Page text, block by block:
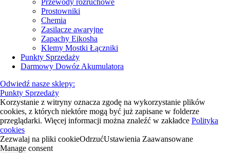
Prostowniki
Chemia
Zasilacze awaryjne
Zapachy Eikosha
Klemy Mostki Łączniki
Punkty Sprzedaży
Darmowy Dowóz Akumulatora
Odwiedź nasze sklepy:
Punkty Sprzedaży
Korzystanie z witryny oznacza zgodę na wykorzystanie plików
cookies, z których niektóre mogą być już zapisane w folderze
przeglądarki. Więcej informacji można znaleźć w zakładce Polityka
cookies
Zezwalaj na pliki cookieOdrzućUstawienia Zaawansowane
Manage consent